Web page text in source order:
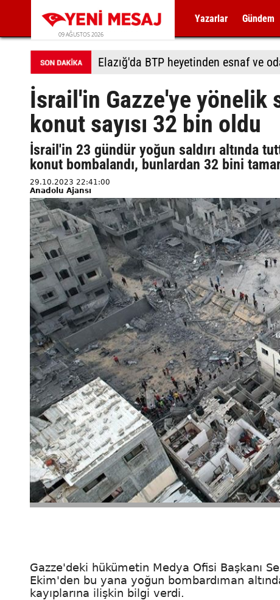
09 AĞUSTOS 2026
Yazarlar Gündem
Elazığ'da BTP heyetinden esnaf ve
İsrail'in Gazze'ye yönelik
konut sayısı 32 bin oldu
İsrail'in 23 gündür yoğun saldırı altında
konut bombalandı, bunlardan 32 bini
29.10.2023 22:41:00
Anadolu Ajansı
Gazze'deki hükümetin Medya Ofisi Başkanı
Ekim'den bu yana yoğun bombardıman
kayıplarına ilişkin bilgi verdi.